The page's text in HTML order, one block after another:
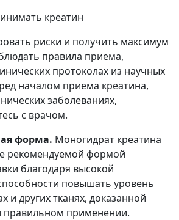
креатин
риски и получить максимум
правила приема,
протоколах из научных
началом приема креатина,
заболеваниях,
с врачом.
форма. Моногидрат креатина
рекомендуемой формой
благодаря высокой
повышать уровень
и других тканях, доказанной
правильном применении.